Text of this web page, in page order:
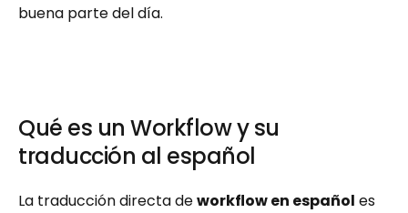
buena parte del día.
Qué es un Workflow y su
traducción al español
La traducción directa de workflow en español